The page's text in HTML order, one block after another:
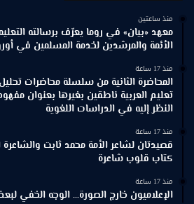
منذ ساعتين
معهد «بيان» في روما يعرّف برسالته
الأئمة والمرشدين لخدمة المسلمين في
منذ 17 ساعة
المحاضرة الثانية من سلسلة محاضرات
تعليم العربية ناطقين بغيرها بعنوان
النظر إليه في الدراسات اللغوية
منذ 17 ساعة
قصيدتان لشاعر الأمة محمد ثابت
كتاب قلوب شاعرة
منذ 17 ساعة
الإعلاميون خارج الصورة… الوجه الخفي